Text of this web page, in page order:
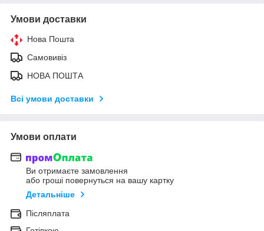
Умови доставки
Нова Пошта
Самовивіз
НОВА ПОШТА
Всі умови доставки
Умови оплати
Ви отримаєте замовлення
або гроші повернуться на вашу картку
Детальніше
Післяплата